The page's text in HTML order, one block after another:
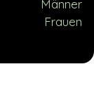
Männer
Frauen